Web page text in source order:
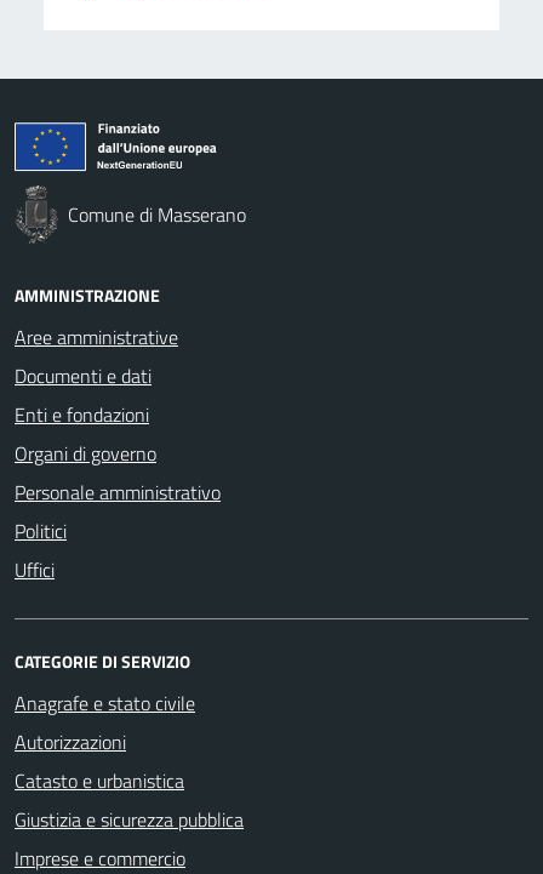
Comune di Masserano
AMMINISTRAZIONE
Aree amministrative
Documenti e dati
Enti e fondazioni
Organi di governo
Personale amministrativo
Politici
Uffici
CATEGORIE DI SERVIZIO
Anagrafe e stato civile
Autorizzazioni
Catasto e urbanistica
Giustizia e sicurezza pubblica
Imprese e commercio